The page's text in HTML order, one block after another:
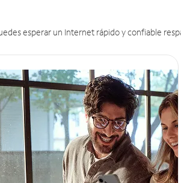
esperar un Internet rápido y confiable